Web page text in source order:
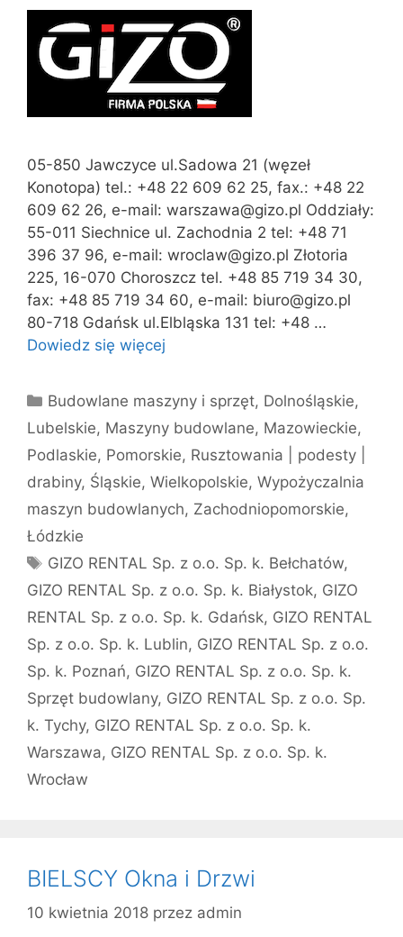
05-850 Jawczyce ul.Sadowa 21 (węzeł
Konotopa) tel.: +48 22 609 62 25, fax.: +48 22
609 62 26, e-mail: warszawa@gizo.pl Oddziały:
55-011 Siechnice ul. Zachodnia 2 tel: +48 71
396 37 96, e-mail: wroclaw@gizo.pl Złotoria
225, 16-070 Choroszcz tel. +48 85 719 34 30,
fax: +48 85 719 34 60, e-mail: biuro@gizo.pl
80-718 Gdańsk ul.Elbląska 131 tel: +48 …
Dowiedz się więcej
Kategorie
Budowlane maszyny i sprzęt, Dolnośląskie,
Lubelskie, Maszyny budowlane, Mazowieckie,
Podlaskie, Pomorskie, Rusztowania | podesty |
drabiny, Śląskie, Wielkopolskie, Wypożyczalnia
maszyn budowlanych, Zachodniopomorskie,
Łódzkie
Tagi
GIZO RENTAL Sp. z o.o. Sp. k. Bełchatów,
GIZO RENTAL Sp. z o.o. Sp. k. Białystok, GIZO
RENTAL Sp. z o.o. Sp. k. Gdańsk, GIZO RENTAL
Sp. z o.o. Sp. k. Lublin, GIZO RENTAL Sp. z o.o.
Sp. k. Poznań, GIZO RENTAL Sp. z o.o. Sp. k.
Sprzęt budowlany, GIZO RENTAL Sp. z o.o. Sp.
k. Tychy, GIZO RENTAL Sp. z o.o. Sp. k.
Warszawa, GIZO RENTAL Sp. z o.o. Sp. k.
Wrocław
BIELSCY Okna i Drzwi
10 kwietnia 2018 przez admin